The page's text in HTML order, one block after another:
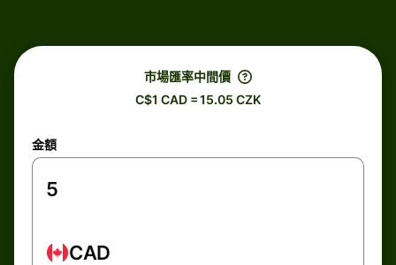
市場匯率中間價
C$1 CAD = 15.05 CZK
金額
CAD